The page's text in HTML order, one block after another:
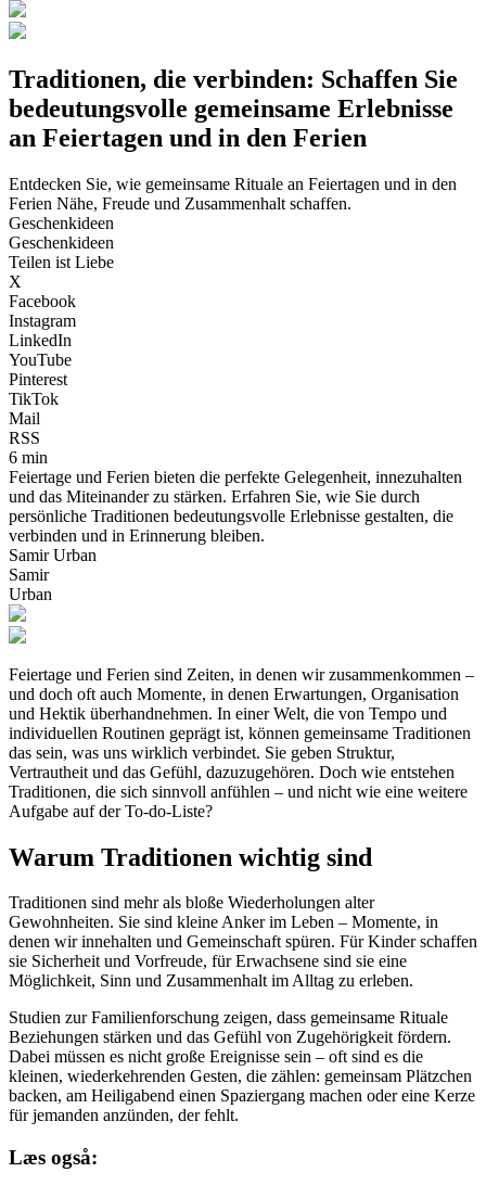
Traditionen, die verbinden: Schaffen Sie
bedeutungsvolle gemeinsame Erlebnisse
an Feiertagen und in den Ferien
Entdecken Sie, wie gemeinsame Rituale an Feiertagen und in den
Ferien Nähe, Freude und Zusammenhalt schaffen.
Geschenkideen
Geschenkideen
Teilen ist Liebe
X
Facebook
Instagram
LinkedIn
YouTube
Pinterest
TikTok
Mail
RSS
6 min
Feiertage und Ferien bieten die perfekte Gelegenheit, innezuhalten
und das Miteinander zu stärken. Erfahren Sie, wie Sie durch
persönliche Traditionen bedeutungsvolle Erlebnisse gestalten, die
verbinden und in Erinnerung bleiben.
Samir Urban
Samir
Urban
Feiertage und Ferien sind Zeiten, in denen wir zusammenkommen –
und doch oft auch Momente, in denen Erwartungen, Organisation
und Hektik überhandnehmen. In einer Welt, die von Tempo und
individuellen Routinen geprägt ist, können gemeinsame Traditionen
das sein, was uns wirklich verbindet. Sie geben Struktur,
Vertrautheit und das Gefühl, dazuzugehören. Doch wie entstehen
Traditionen, die sich sinnvoll anfühlen – und nicht wie eine weitere
Aufgabe auf der To-do-Liste?
Warum Traditionen wichtig sind
Traditionen sind mehr als bloße Wiederholungen alter
Gewohnheiten. Sie sind kleine Anker im Leben – Momente, in
denen wir innehalten und Gemeinschaft spüren. Für Kinder schaffen
sie Sicherheit und Vorfreude, für Erwachsene sind sie eine
Möglichkeit, Sinn und Zusammenhalt im Alltag zu erleben.
Studien zur Familienforschung zeigen, dass gemeinsame Rituale
Beziehungen stärken und das Gefühl von Zugehörigkeit fördern.
Dabei müssen es nicht große Ereignisse sein – oft sind es die
kleinen, wiederkehrenden Gesten, die zählen: gemeinsam Plätzchen
backen, am Heiligabend einen Spaziergang machen oder eine Kerze
für jemanden anzünden, der fehlt.
Læs også: